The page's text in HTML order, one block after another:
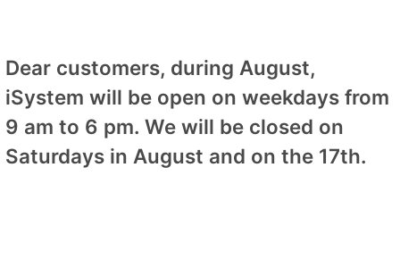
Dear customers, during August,
iSystem will be open on weekdays from
9 am to 6 pm. We will be closed on
Saturdays in August and on the 17th.